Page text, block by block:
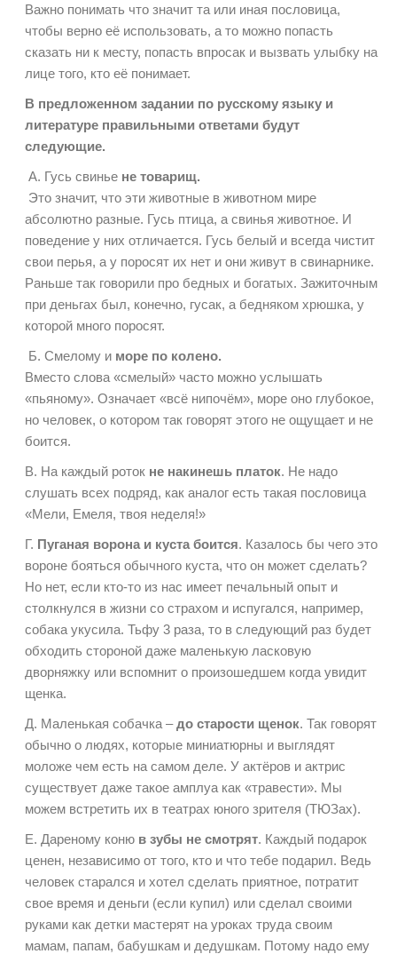
Важно понимать что значит та или иная пословица,
чтобы верно её использовать, а то можно попасть
сказать ни к месту, попасть впросак и вызвать улыбку на
лице того, кто её понимает.
В предложенном задании по русскому языку и
литературе правильными ответами будут
следующие.
А. Гусь свинье не товарищ.
Это значит, что эти животные в животном мире
абсолютно разные. Гусь птица, а свинья животное. И
поведение у них отличается. Гусь белый и всегда чистит
свои перья, а у поросят их нет и они живут в свинарнике.
Раньше так говорили про бедных и богатых. Зажиточным
при деньгах был, конечно, гусак, а бедняком хрюшка, у
которой много поросят.
Б. Смелому и море по колено.
Вместо слова «смелый» часто можно услышать
«пьяному». Означает «всё нипочём», море оно глубокое,
но человек, о котором так говорят этого не ощущает и не
боится.
В. На каждый роток не накинешь платок. Не надо
слушать всех подряд, как аналог есть такая пословица
«Мели, Емеля, твоя неделя!»
Г. Пуганая ворона и куста боится. Казалось бы чего это
вороне бояться обычного куста, что он может сделать?
Но нет, если кто-то из нас имеет печальный опыт и
столкнулся в жизни со страхом и испугался, например,
собака укусила. Тьфу 3 раза, то в следующий раз будет
обходить стороной даже маленькую ласковую
дворняжку или вспомнит о произошедшем когда увидит
щенка.
Д. Маленькая собачка –до старости щенок. Так говорят
обычно о людях, которые миниатюрны и выглядят
моложе чем есть на самом деле. У актёров и актрис
существует даже такое амплуа как «травести». Мы
можем встретить их в театрах юного зрителя (ТЮЗах).
Е. Дареному коню в зубы не смотрят. Каждый подарок
ценен, независимо от того, кто и что тебе подарил. Ведь
человек старался и хотел сделать приятное, потратит
свое время и деньги (если купил) или сделал своими
руками как детки мастерят на уроках труда своим
мамам, папам, бабушкам и дедушкам. Потому надо ему